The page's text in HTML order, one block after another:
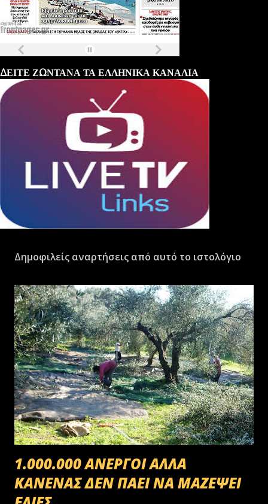
ΔΕΙΤΕ ΖΩΝΤΑΝΑ ΤΑ ΕΛΛΗΝΙΚΑ ΚΑΝΑΛΙΑ
Δημοφιλείς αναρτήσεις από αυτό το ιστολόγιο
1.000.000 ΑΝΕΡΓΟΙ ΑΛΛΑ
ΚΑΝΕΝΑΣ ΔΕΝ ΠΑΕΙ ΝΑ ΜΑΖΕΨΕΙ